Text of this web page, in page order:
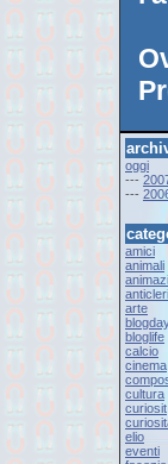
oggi
---
---
amici
animali
arte
bloglife
calcio
cinema
cultura
curiosit
elio
eventi